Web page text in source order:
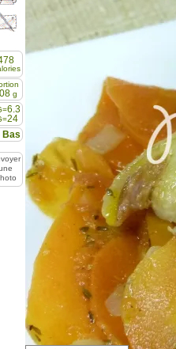
g
6.3
24
Bas